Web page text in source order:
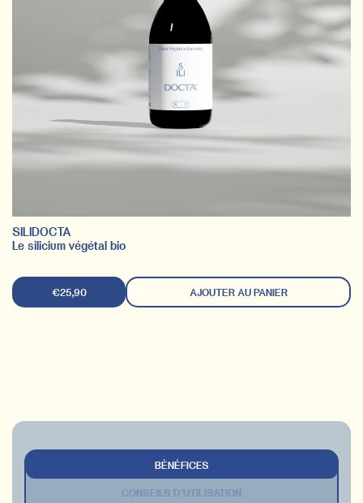
SILIDOCTA
Le silicium végétal bio
€25,90 AJOUTER AU PANIER
BÉNÉFICES
CONSEILS D'UTILISATION